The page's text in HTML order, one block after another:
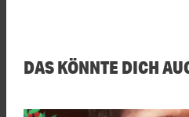
DAS KÖNNTE DICH